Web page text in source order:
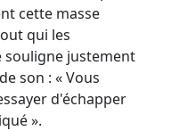
cette masse
qui les
souligne justement
son : « Vous
d'échapper
».